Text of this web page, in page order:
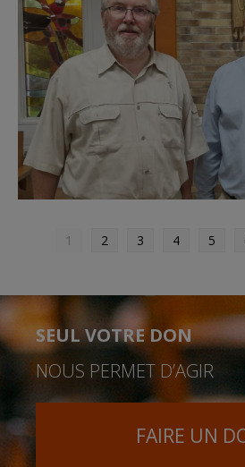
1 2 3 4 5
SEUL VOTRE DON
NOUS PERMET D’AGIR
FAIRE UN